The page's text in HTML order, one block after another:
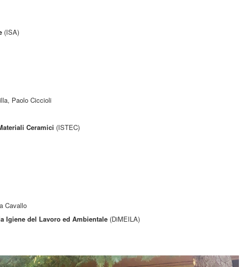
(ISA)
Paolo Ciccioli
Ceramici (ISTEC)
Cavallo
Igiene del Lavoro ed Ambientale (DiMEILA)